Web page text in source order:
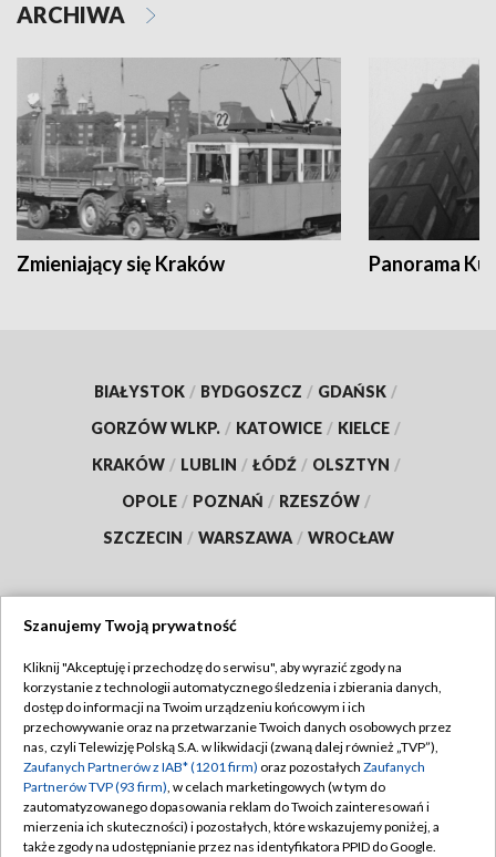
ARCHIWA
Zmieniający się Kraków Panorama
BIAŁYSTOK / BYDGOSZCZ / GDAŃSK /
GORZÓW WLKP. / KATOWICE / KIELCE /
KRAKÓW / LUBLIN / ŁÓDŹ / OLSZTYN /
OPOLE / POZNAŃ / RZESZÓW /
SZCZECIN / WARSZAWA / WROCŁAW
TVP
Abonament TVP
Emisja w TVP
Centrum informacji TVP
Naziemna Telewizja Cyfrowa
Regulamin TVP
Polityka prywatności
Moje zgody
Pomoc
Szanujemy Twoją prywatność
Kliknij "Akceptuję i przechodzę do serwisu", aby wyrazić zgody na
korzystanie z technologii automatycznego śledzenia i zbierania danych,
dostęp do informacji na Twoim urządzeniu końcowym i ich
przechowywanie oraz na przetwarzanie Twoich danych osobowych przez
nas, czyli Telewizję Polską S.A. w likwidacji (zwaną dalej również „TVP”),
Zaufanych Partnerów z IAB* (1201 firm) oraz pozostałych Zaufanych
Partnerów TVP (93 firm), w celach marketingowych (w tym do
zautomatyzowanego dopasowania reklam do Twoich zainteresowań i
mierzenia ich skuteczności) i pozostałych, które wskazujemy poniżej, a
także zgody na udostępnianie przez nas identyfikatora PPID do Google.